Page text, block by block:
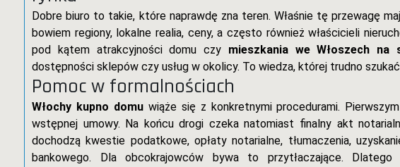
Dobre biuro to takie, które naprawdę zna teren. Właśnie tę przewagę
bowiem regiony, lokalne realia, ceny, a często również właścicieli
pod kątem atrakcyjności domu czy mieszkania we Włoszech na
dostępności sklepów czy usług w okolicy. To wiedza, której trudno
Pomoc w formalnościach
Włochy kupno domuwiąże się z konkretnymi procedurami.
wstępnej umowy. Na końcu drogi czeka natomiast finalny akt
dochodzą kwestie podatkowe, opłaty notarialne, tłumaczenia,
bankowego. Dla obcokrajowców bywa to przytłaczające. Dlatego